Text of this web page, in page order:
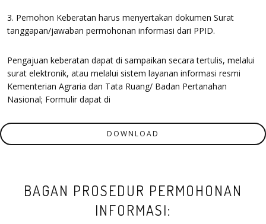
3. Pemohon Keberatan harus menyertakan dokumen Surat
tanggapan/jawaban permohonan informasi dari PPID.
Pengajuan keberatan dapat di sampaikan secara tertulis, melalui
surat elektronik, atau melalui sistem layanan informasi resmi
Kementerian Agraria dan Tata Ruang/ Badan Pertanahan
Nasional; Formulir dapat di
DOWNLOAD
BAGAN PROSEDUR PERMOHONAN
INFORMASI: